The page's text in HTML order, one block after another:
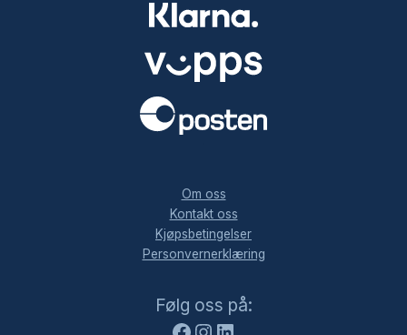
Om oss
Kontakt oss
Kjøpsbetingelser
Personvernerklæring
Følg oss på:
Facebook
Instagram
LinkedIn